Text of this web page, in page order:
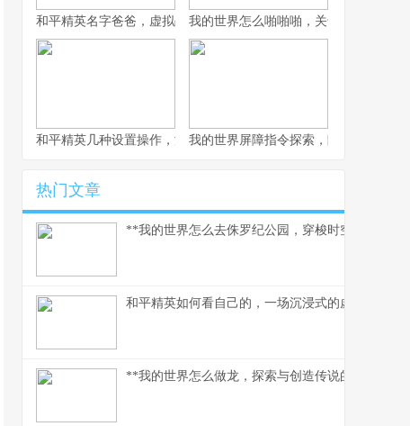
和平精英名字爸爸，虚拟战场上的情感符号我的世界怎么啪啪啪，关于游戏互动的
和平精英几种设置操作，游戏体验质的飞跃，副标题，资深玩家的
我的世界屏障指令探索，隐形墙壁的创
热门文章
**我的世界怎么去侏罗纪公园，穿梭时空的驯龙之
和平精英如何看自己的，一场沉浸式的虚拟自我对
**我的世界怎么做龙，探索与创造传说的征途**